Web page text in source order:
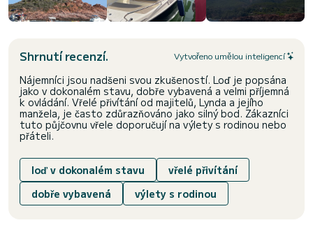
Shrnutí recenzí. Vytvořeno umělou inteligencí
Nájemníci jsou nadšeni svou zkušeností. Loď je popsána
jako v dokonalém stavu, dobře vybavená a velmi příjemná
k ovládání. Vřelé přivítání od majitelů, Lynda a jejího
manžela, je často zdůrazňováno jako silný bod. Zákazníci
tuto půjčovnu vřele doporučují na výlety s rodinou nebo
přáteli.
loď v dokonalém stavu
vřelé přivítání
dobře vybavená
výlety s rodinou